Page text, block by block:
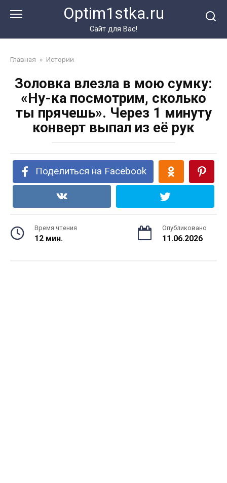
Optim1stka.ru
Сайт для Вас!
Главная » Истории
Золовка влезла в мою сумку:
«Ну-ка посмотрим, сколько
ты прячешь». Через 1 минуту
конверт выпал из её рук
Поделиться на Facebook
Время чтения
12 мин.
Опубликовано
11.06.2026